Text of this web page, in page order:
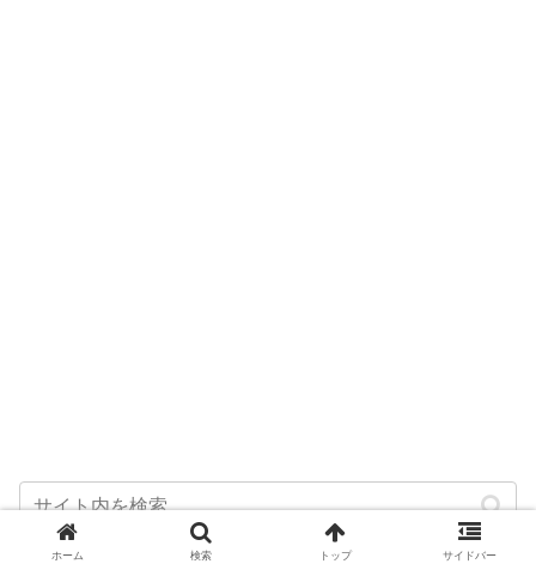
ホーム 検索 トップ サイドバー